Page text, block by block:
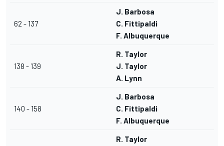
62 - 137
J. Barbosa
C. Fittipaldi
F. Albuquerque
138 - 139
R. Taylor
J. Taylor
A. Lynn
140 - 158
J. Barbosa
C. Fittipaldi
F. Albuquerque
R. Taylor